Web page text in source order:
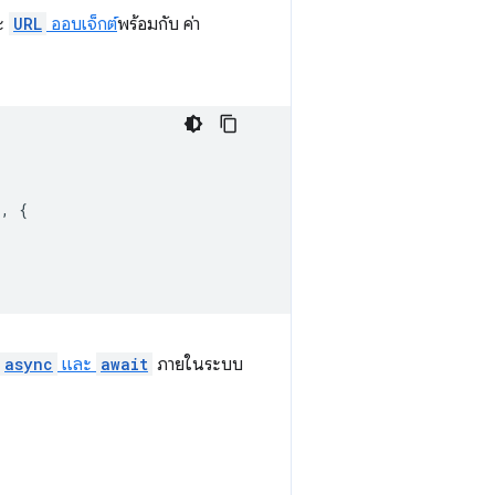
URL ออบเจ็กต์พร้อมกับ ค่า
, {
async และ await ภายในระบบ